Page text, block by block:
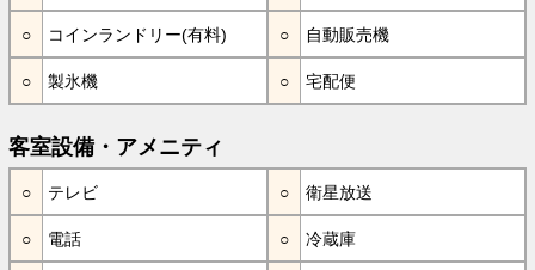
コインランドリー(有料) 自動販売機
製氷機 宅配便
客室設備・アメニティ
テレビ 衛星放送
電話 冷蔵庫